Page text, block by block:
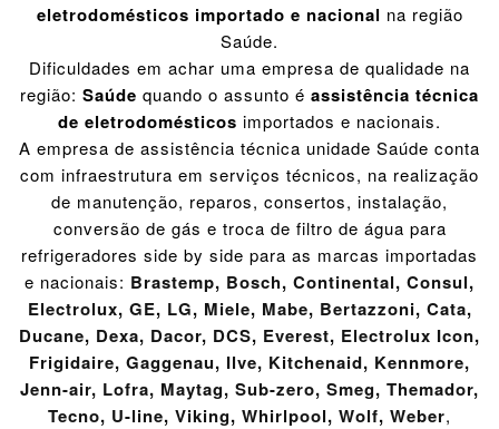
eletrodomésticos importado e nacional na região
Saúde.
Dificuldades em achar uma empresa de qualidade na
região: Saúde quando o assunto é assistência técnica
de eletrodomésticos importados e nacionais.
A empresa de assistência técnica unidade Saúde conta
com infraestrutura em serviços técnicos, na realização
de manutenção, reparos, consertos, instalação,
conversão de gás e troca de filtro de água para
refrigeradores side by side para as marcas importadas
e nacionais: Brastemp, Bosch, Continental, Consul,
Electrolux, GE, LG, Miele, Mabe, Bertazzoni, Cata,
Ducane, Dexa, Dacor, DCS, Everest, Electrolux Icon,
Frigidaire, Gaggenau, Ilve, Kitchenaid, Kennmore,
Jenn-air, Lofra, Maytag, Sub-zero, Smeg, Themador,
Tecno, U-line, Viking, Whirlpool, Wolf, Weber,